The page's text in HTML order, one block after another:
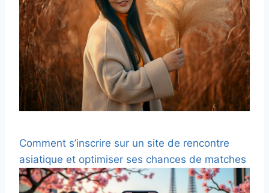
Comment s’inscrire sur un site de rencontre
asiatique et optimiser ses chances de matches